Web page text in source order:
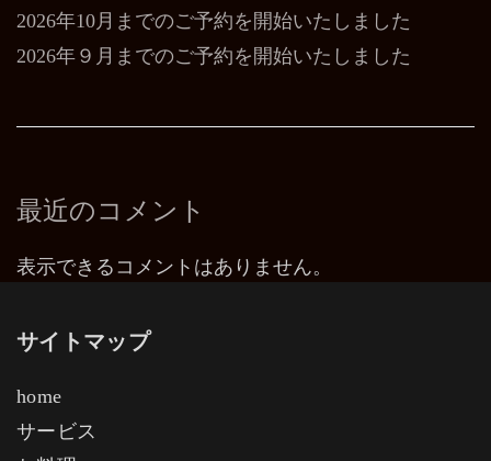
2026年10月までのご予約を開始いたしました
2026年９月までのご予約を開始いたしました
最近のコメント
表示できるコメントはありません。
サイトマップ
home
サービス